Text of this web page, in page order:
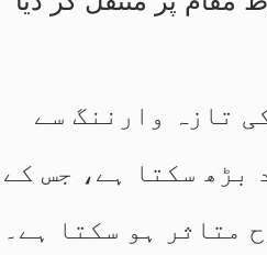
تازہ وارننگ سے
بڑھ سکتا ہے، جس کے
متاثر ہو سکتا ہے۔